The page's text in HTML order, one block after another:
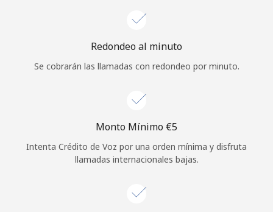
Redondeo al minuto
Se cobrarán las llamadas con redondeo por minuto.
Monto Mínimo ⁦€5⁩
Intenta Crédito de Voz por una orden mínima y disfruta
llamadas internacionales bajas.